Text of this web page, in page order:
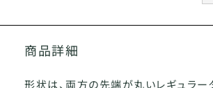
商品詳細
形状は、両方の先端が丸いレギュラー